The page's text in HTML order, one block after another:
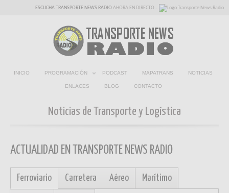
ESCUCHA TRANSPORTE NEWS RADIO AHORA EN DIRECTO...
INICIO PROGRAMACIÓN PODCAST MAPATRANS NOTICIAS
ENLACES BLOG CONTACTO
Noticias de Transporte y Logística
ACTUALIDAD EN TRANSPORTE NEWS RADIO
Ferroviario Carretera Aéreo Marítimo